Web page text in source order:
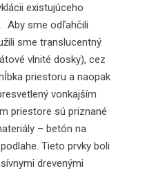
existujúceho
Aby sme odľahčili
sme translucentný
vlnité dosky), cez
priestoru a naopak
vonkajším
priestore sú priznané
– betón na
Tieto prvky boli
drevenými